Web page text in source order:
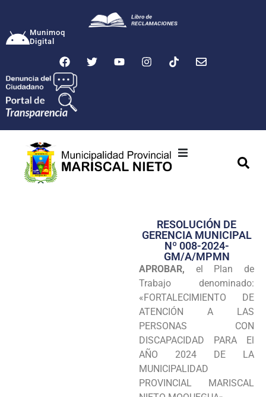
Munimoq
Digital
Transparencia
Seguridad
Programas
Intranet
RESOLUCIÓN DE
GERENCIA MUNICIPAL
Nº 008-2024-
GM/A/MPMN
APROBAR, el Plan de
Trabajo denominado:
«FORTALECIMIENTO DE
ATENCIÓN A LAS
PERSONAS CON
DISCAPACIDAD PARA El
AÑO 2024 DE LA
MUNICIPALIDAD
PROVINCIAL MARISCAL